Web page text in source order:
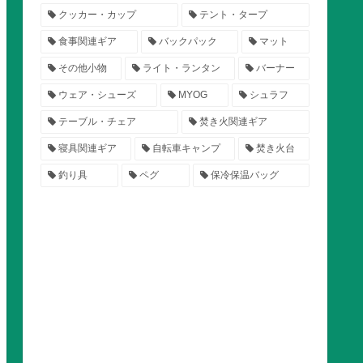
クッカー・カップ テント・タープ
食事関連ギア バックパック マット
その他小物 ライト・ランタン バーナー
ウェア・シューズ MYOG シュラフ
テーブル・チェア 焚き火関連ギア
寝具関連ギア 自転車キャンプ 焚き火台
釣り具 ペグ 保冷保温バッグ